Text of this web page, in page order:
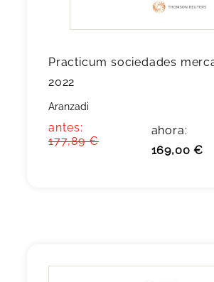
Practicum sociedades
2022
Aranzadi
antes:
177,89 €
ahora:
169,00 €